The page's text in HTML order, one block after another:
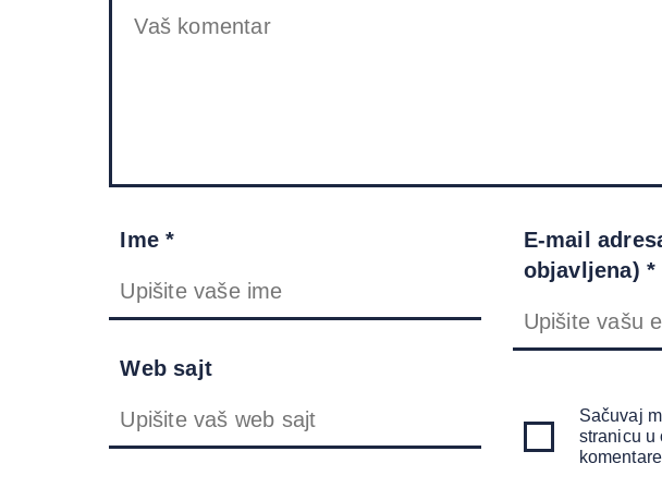
Ime *
E-mail
objavljena) *
Web sajt
Sačuvaj
stranicu u